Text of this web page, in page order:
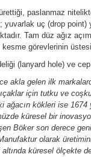
paslanmaz
uç (drop point)
Tam düz ağız
görevlerinin
(lanyard hole) ve
akla gelen ilk
için tutku ve
ağacın kökleri ise 1674
küresel bir
Böker son derece
olarak
küresel ölçekte